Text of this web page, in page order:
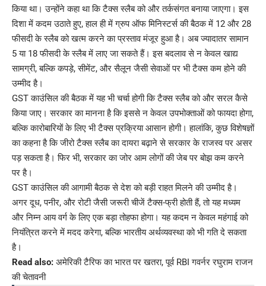
किया था। उन्होंने कहा था कि टैक्स स्लैब को और तर्कसंगत बनाया जाएगा। इस
दिशा में कदम उठाते हुए, हाल ही में ग्रुप ऑफ मिनिस्टर्स की बैठक में 12 और 28
फीसदी के स्लैब को खत्म करने का प्रस्ताव मंजूर हुआ है। अब ज्यादातर सामान
5 या 18 फीसदी के स्लैब में लाए जा सकते हैं। इस बदलाव से न केवल खाद्य
सामग्री, बल्कि कपड़े, सीमेंट, और सैलून जैसी सेवाओं पर भी टैक्स कम होने की
उम्मीद है।
GST काउंसिल की बैठक में यह भी चर्चा होगी कि टैक्स स्लैब को और सरल कैसे
किया जाए। सरकार का मानना है कि इससे न केवल उपभोक्ताओं को फायदा होगा,
बल्कि कारोबारियों के लिए भी टैक्स प्रक्रिया आसान होगी। हालांकि, कुछ विशेषज्ञों
का कहना है कि जीरो टैक्स स्लैब का दायरा बढ़ाने से सरकार के राजस्व पर असर
पड़ सकता है। फिर भी, सरकार का जोर आम लोगों की जेब पर बोझ कम करने
पर है।
GST काउंसिल की आगामी बैठक से देश को बड़ी राहत मिलने की उम्मीद है।
अगर दूध, पनीर, और रोटी जैसी जरूरी चीजें टैक्स-फ्री होती हैं, तो यह मध्यम
और निम्न आय वर्ग के लिए एक बड़ा तोहफा होगा। यह कदम न केवल महंगाई को
नियंत्रित करने में मदद करेगा, बल्कि भारतीय अर्थव्यवस्था को भी गति दे सकता
है।
Read also: अमेरिकी टैरिफ का भारत पर खतरा, पूर्व RBI गवर्नर रघुराम राजन
की चेतावनी